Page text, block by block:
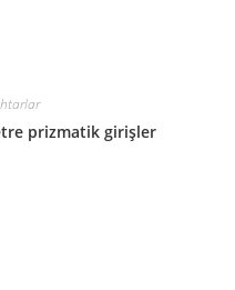
prizmatik girişler